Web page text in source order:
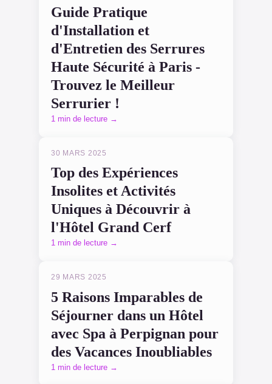
Guide Pratique
d'Installation et
d'Entretien des Serrures
Haute Sécurité à Paris -
Trouvez le Meilleur
Serrurier !
1 min de lecture →
30 MARS 2025
Top des Expériences
Insolites et Activités
Uniques à Découvrir à
l'Hôtel Grand Cerf
1 min de lecture →
29 MARS 2025
5 Raisons Imparables de
Séjourner dans un Hôtel
avec Spa à Perpignan pour
des Vacances Inoubliables
1 min de lecture →